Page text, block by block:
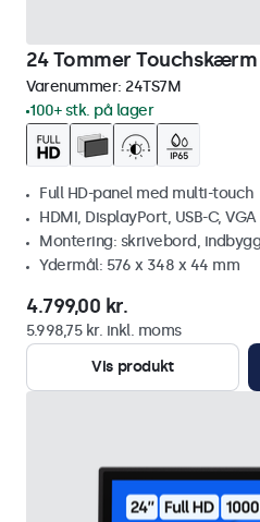
24 Tommer
Varenummer: 24TS7M
100+ stk. på lager
Full HD-panel med multi-touch
HDMI, DisplayPort, USB-C, VGA
Montering: skrivebord,
Ydermål: 576 x 348 x 44 mm
4.799,00 kr.
5.998,75 kr. inkl. moms
Vis produkt